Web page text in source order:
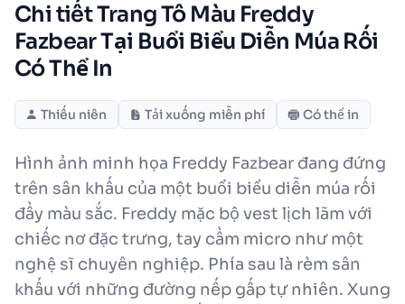
Chi tiết Trang Tô Màu Freddy
Fazbear Tại Buổi Biểu Diễn Múa Rối
Có Thể In
Thiếu niên Tải xuống miễn phí Có thể in
Hình ảnh minh họa Freddy Fazbear đang đứng
trên sân khấu của một buổi biểu diễn múa rối
đầy màu sắc. Freddy mặc bộ vest lịch lãm với
chiếc nơ đặc trưng, tay cầm micro như một
nghệ sĩ chuyên nghiệp. Phía sau là rèm sân
khấu với những đường nếp gấp tự nhiên. Xung